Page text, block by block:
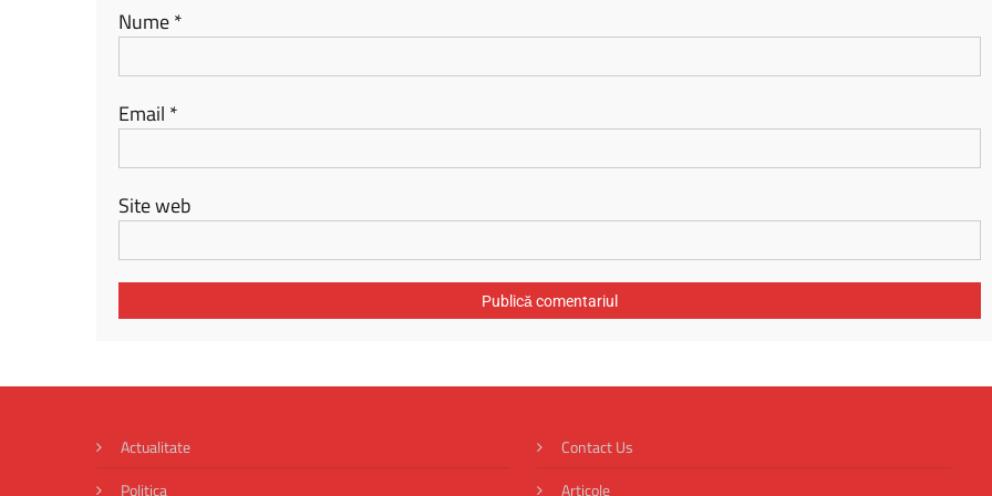
Nume*
Email *
Site web
Actualitate
Politica
Contact Us
Articole